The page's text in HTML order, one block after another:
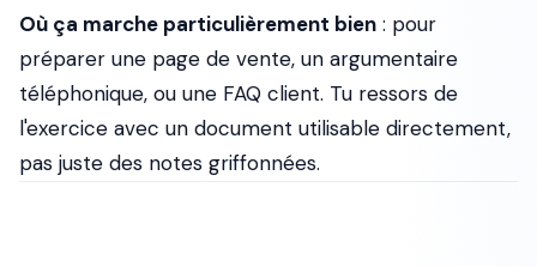
Où ça marche particulièrement bien : pour
préparer une page de vente, un argumentaire
téléphonique, ou une FAQ client. Tu ressors de
l'exercice avec un document utilisable directement,
pas juste des notes griffonnées.